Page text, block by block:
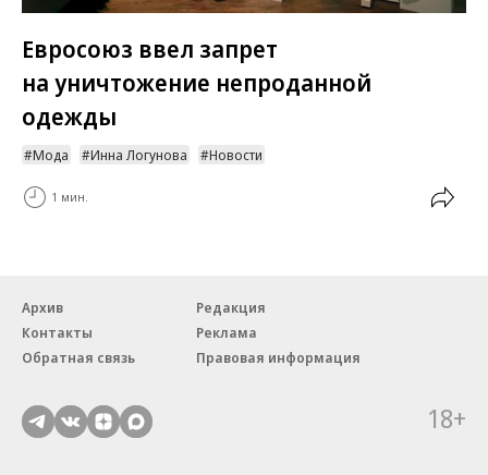
Евросоюз ввел запрет
на уничтожение непроданной
одежды
Мода Инна Логунова Новости
1 мин.
Архив
Редакция
Контакты
Реклама
Обратная связь
Правовая информация
18+